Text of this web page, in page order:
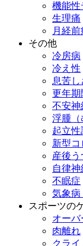
機能性
生理痛
月経前
その他
冷房病
冷え性
息苦
更年期
不安神
浮腫（
起立
新型コ
産後う
自律
不眠症
気象病
スポーツの
オー
肉離れ
クラ